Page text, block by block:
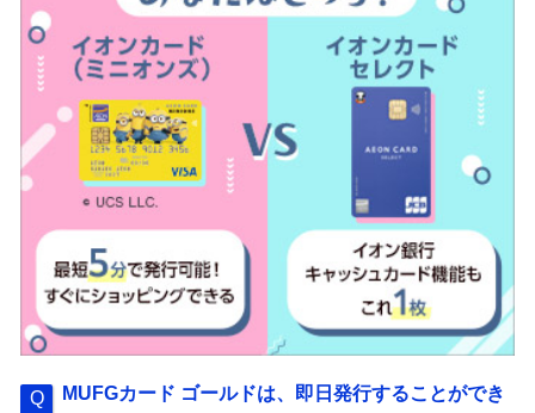
MUFGカード ゴールドは、即日発行することができ